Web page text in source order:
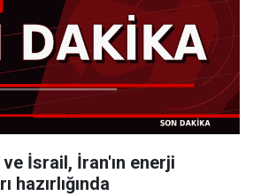
İsrail, İran'ın enerji
hazırlığında